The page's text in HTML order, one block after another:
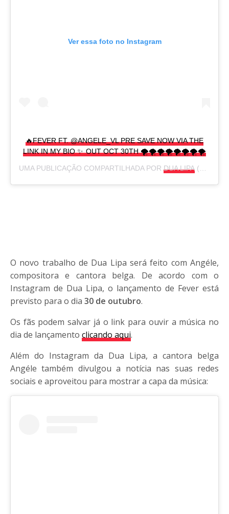
Ver essa foto no Instagram
🔥FEVER FT. @ANGELE_VL PRE SAVE NOW VIA THE
LINK IN MY BIO ✨ OUT OCT 30TH 🌪🌪🌪🌪🌪🌪🌪🌪
UMA PUBLICAÇÃO COMPARTILHADA PORDUA LIPA (@DUALIPA) EM
O novo trabalho de Dua Lipa será feito com Angéle,
compositora e cantora belga. De acordo com o
Instagram de Dua Lipa, o lançamento de Fever está
previsto para o dia 30 de outubro.
Os fãs podem salvar já o link para ouvir a música no
dia de lançamentoclicando aqui.
Além do Instagram da Dua Lipa, a cantora belga
Angéle também divulgou a notícia nas suas redes
sociais e aproveitou para mostrar a capa da música: